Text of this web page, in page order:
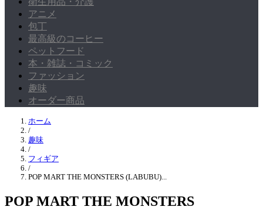
アニメ
包丁
最高級のコーヒー
ペットフード
本・雑誌・コミック
ファッション
趣味
オーダー商品
ホーム
/
趣味
/
フィギア
/
POP MART THE MONSTERS (LABUBU)...
POP MART THE MONSTERS